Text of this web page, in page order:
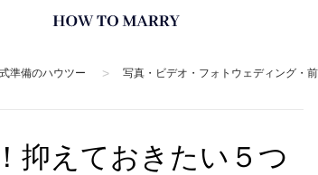
準備のハウツー > 写真・ビデオ・フォトウェディング・
抑えておきたい５つ